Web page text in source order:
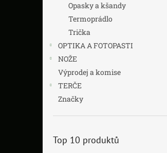
Opasky a kšandy
Termoprádlo
Trička
OPTIKA A FOTOPASTI
NOŽE
Výprodej a komise
TERČE
Značky
Top 10 produktů